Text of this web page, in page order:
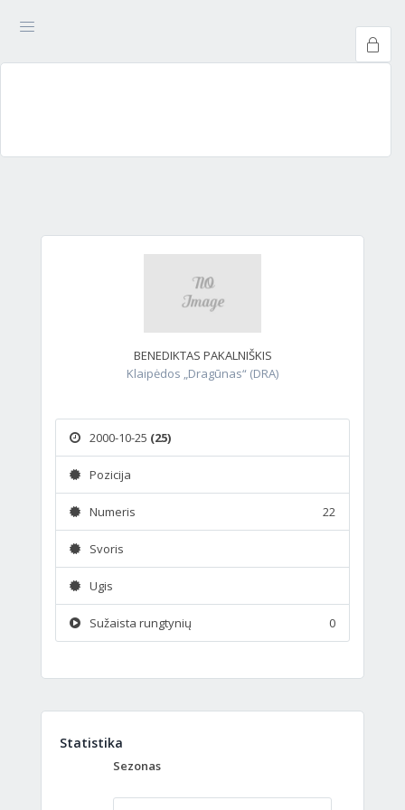
BENEDIKTAS PAKALNIŠKIS
Klaipėdos „Dragūnas“ (DRA)
2000-10-25 (25)
Pozicija
Numeris 22
Svoris
Ugis
Sužaista rungtynių 0
Statistika
Sezonas